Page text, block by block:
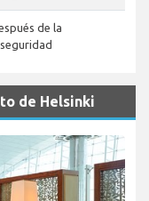
de la
seguridad
de Helsinki